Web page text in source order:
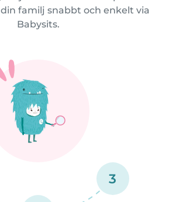
familj snabbt och enkelt via
Babysits.
3